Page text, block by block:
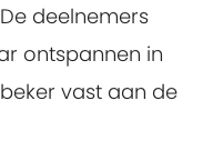
deelnemers
ontspannen in
vast aan de